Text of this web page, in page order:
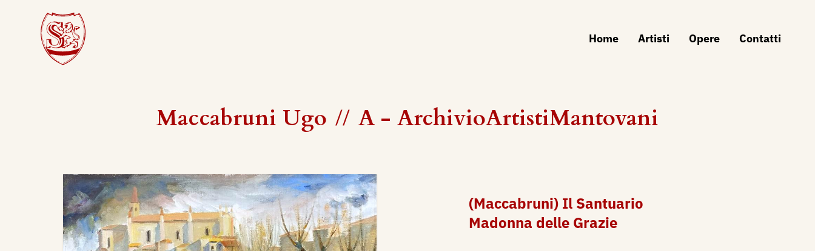
Home Artisti Opere Contatti
Maccabruni Ugo // A - ArchivioArtistiMantovani
(Maccabruni) Il Santuario
Madonna delle Grazie